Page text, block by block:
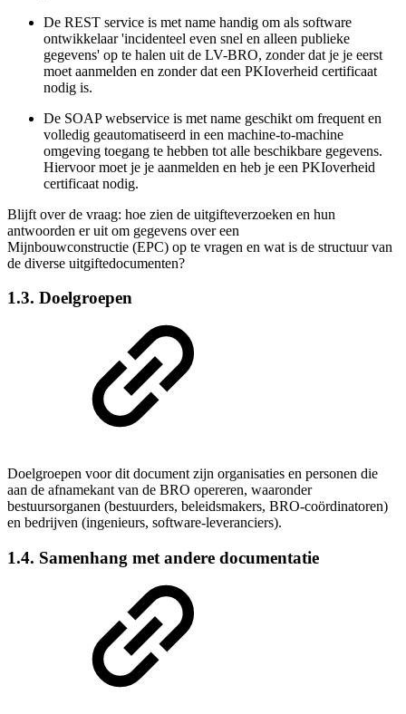
De REST service is met name handig om als software
ontwikkelaar 'incidenteel even snel en alleen publieke
gegevens' op te halen uit de LV-BRO, zonder dat je je eerst
moet aanmelden en zonder dat een PKIoverheid certificaat
nodig is.
De SOAP webservice is met name geschikt om frequent en
volledig geautomatiseerd in een machine-to-machine
omgeving toegang te hebben tot alle beschikbare gegevens.
Hiervoor moet je je aanmelden en heb je een PKIoverheid
certificaat nodig.
Blijft over de vraag: hoe zien de uitgifteverzoeken en hun
antwoorden er uit om gegevens over een
Mijnbouwconstructie (EPC) op te vragen en wat is de structuur van
de diverse uitgiftedocumenten?
1.3. Doelgroepen
Doelgroepen voor dit document zijn organisaties en personen die
aan de afnamekant van de BRO opereren, waaronder
bestuursorganen (bestuurders, beleidsmakers, BRO-coördinatoren)
en bedrijven (ingenieurs, software-leveranciers).
1.4. Samenhang met andere documentatie